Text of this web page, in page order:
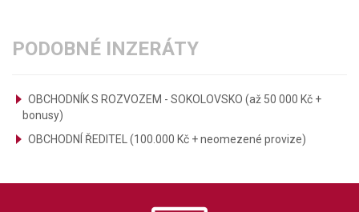
PODOBNÉ INZERÁTY
OBCHODNÍK S ROZVOZEM - SOKOLOVSKO (až 50 000 Kč +
bonusy)
OBCHODNÍ ŘEDITEL (100.000 Kč + neomezené provize)